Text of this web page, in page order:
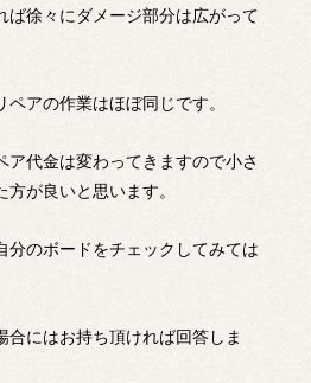
ば徐々にダメージ部分は広がって
アの作業はほぼ同じです。
ア代金は変わってきますので小さ
が良いと思います。
分のボードをチェックしてみては
合にはお持ち頂ければ回答しま